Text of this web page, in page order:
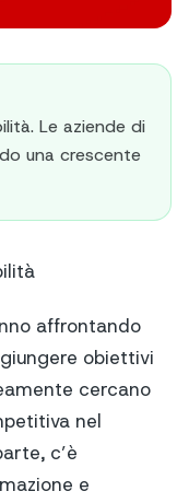
Le aziende di
una crescente
affrontando
obiettivi
cercano
nel
c’è
e